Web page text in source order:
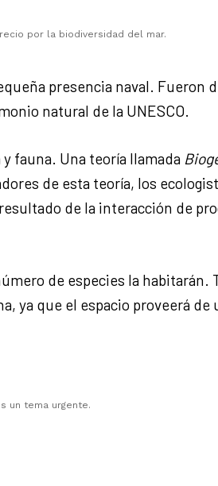
por la biodiversidad del mar.
presencia naval. Fueron
natural de la UNESCO.
fauna. Una teoría llamada
de esta teoría, los
de la interacción de
de especies la habitarán.
ya que el espacio proveerá
un tema urgente.